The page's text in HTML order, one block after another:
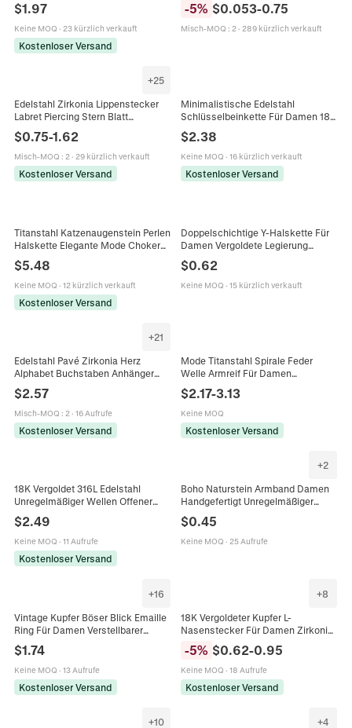
Halskette Schmuck Für Damen
$1.97
Keine MOQ · 23 kürzlich verkauft
Kostenloser Versand
Accessoire Schmuck Geschenk
Für Freunde
-5% $0.053-0.75
Misch-MOQ : 2· 289 kürzlich verkauft
+25
Edelstahl Zirkonia Lippenstecker
Labret Piercing Stern Blatt
Schmetterling Innengewinde
Ohrknorpel Stecker Ohrringe
Schmuck
$0.75-1.62
Misch-MOQ : 2· 29 kürzlich verkauft
Kostenloser Versand
Minimalistische Edelstahl
Schlüsselbeinkette Für Damen 18K
Vergoldet Geometrische Quadrat
Wassertropfen Anhänger Mode
Schmuck Halskette
$2.38
Keine MOQ · 16 kürzlich verkauft
Kostenloser Versand
Titanstahl Katzenaugenstein Perlen
Halskette Elegante Mode Choker
Täglich Dating Schmuck Zubehör
$5.48
Keine MOQ · 12 kürzlich verkauft
Kostenloser Versand
Doppelschichtige Y-Halskette Für
Damen Vergoldete Legierung
Mode Schmuck Täglich Party
Geschenk
$0.62
Keine MOQ · 15 kürzlich verkauft
+21
Edelstahl Pavé Zirkonia Herz
Alphabet Buchstaben Anhänger
Halskette Gold Vergoldet Kursiv
Initialen Schmuck Für Damen
Herren
$2.57
Misch-MOQ : 2· 16 Aufrufe
Kostenloser Versand
Mode Titanstahl Spirale Feder
Welle Armreif Für Damen
Koreanischen Stil Edelstahl Offener
Armband Schmuck Geschenk
$2.17-3.13
Keine MOQ
Kostenloser Versand
18K Vergoldet 316L Edelstahl
Unregelmäßiger Wellen Offener
Ring Breitband Minimalistischer
Verstellbarer Fingerring Für Damen
Ins Stil Statement Schmuck
$2.49
Keine MOQ · 11 Aufrufe
Kostenloser Versand
+2
Boho Naturstein Armband Damen
Handgefertigt Unregelmäßiger
Bunter Kies Verstellbar Legierung
Perle Mode Schmuck
$0.45
Keine MOQ · 25 Aufrufe
+16
Vintage Kupfer Böser Blick Emaille
Ring Für Damen Verstellbarer
Eingelegt Galvanisierter
Modeschmuck
$1.74
Keine MOQ · 13 Aufrufe
Kostenloser Versand
+8
18K Vergoldeter Kupfer L-
Nasenstecker Für Damen Zirkonia
Körperpiercing Schmuck
-5% $0.62-0.95
Keine MOQ · 18 Aufrufe
Kostenloser Versand
+10 +4